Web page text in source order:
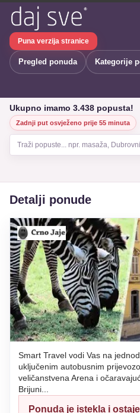
Puna verzija stranice
Pregled ponuda Kategorije
Ukupno imamo 3.438 popusta!
Zadnji put osvježeno prije 55 minuta
Traži popuste... npr. masaža,
Detalji ponude
Smart Travel vodi Vas na
uključenim autobusnim
veličanstvena Arena i
Brijuni...
Ponuda je istekla i